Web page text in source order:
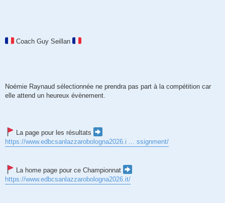
Coach Guy Seillan
Noémie Raynaud sélectionnée ne prendra pas part à la compétition car
elle attend un heureux évènement.
La page pour les résultats
https://www.edbcsanlazzarobologna2026.i ... ssignment/
La home page pour ce Championnat
https://www.edbcsanlazzarobologna2026.it/